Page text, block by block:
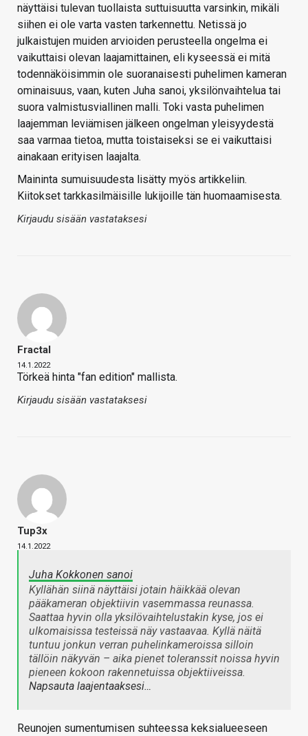
näyttäisi tulevan tuollaista suttuisuutta varsinkin, mikäli
siihen ei ole varta vasten tarkennettu. Netissä jo
julkaistujen muiden arvioiden perusteella ongelma ei
vaikuttaisi olevan laajamittainen, eli kyseessä ei mitä
todennäköisimmin ole suoranaisesti puhelimen kameran
ominaisuus, vaan, kuten Juha sanoi, yksilönvaihtelua tai
suora valmistusviallinen malli. Toki vasta puhelimen
laajemman leviämisen jälkeen ongelman yleisyydestä
saa varmaa tietoa, mutta toistaiseksi se ei vaikuttaisi
ainakaan erityisen laajalta.
Maininta sumuisuudesta lisätty myös artikkeliin.
Kiitokset tarkkasilmäisille lukijoille tän huomaamisesta.
Kirjaudu sisään vastataksesi
Fractal
14.1.2022
Törkeä hinta "fan edition" mallista.
Kirjaudu sisään vastataksesi
Tup3x
14.1.2022
Juha Kokkonen sanoi
Kyllähän siinä näyttäisi jotain häikkää olevan
pääkameran objektiivin vasemmassa reunassa.
Saattaa hyvin olla yksilövaihtelustakin kyse, jos ei
ulkomaisissa testeissä näy vastaavaa. Kyllä näitä
tuntuu jonkun verran puhelinkameroissa silloin
tällöin näkyvän – aika pienet toleranssit noissa hyvin
pieneen kokoon rakennetuissa objektiiveissa.
Napsauta laajentaaksesi…
Reunojen sumentumisen suhteessa keksialueeseen